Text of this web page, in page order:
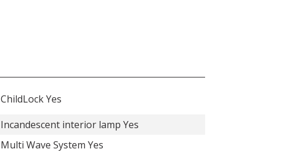
ChildLock Yes
Incandescent interior lamp Yes
Multi Wave System Yes